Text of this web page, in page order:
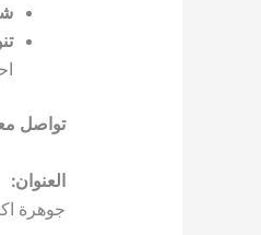
تواصل
العنوان:
جوهرة